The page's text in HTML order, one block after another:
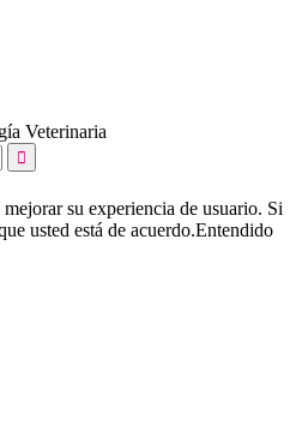
Veterinaria

su experiencia de usuario. Si
usted está de acuerdo.Entendido